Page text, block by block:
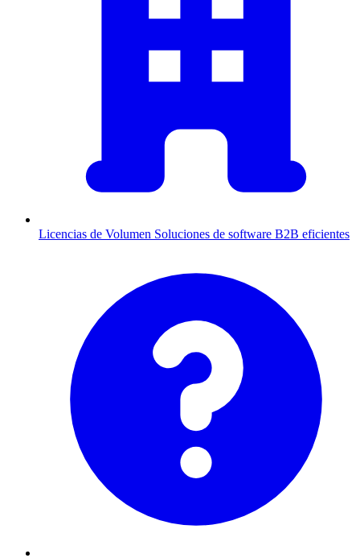
Licencias de Volumen Soluciones de software B2B eficientes